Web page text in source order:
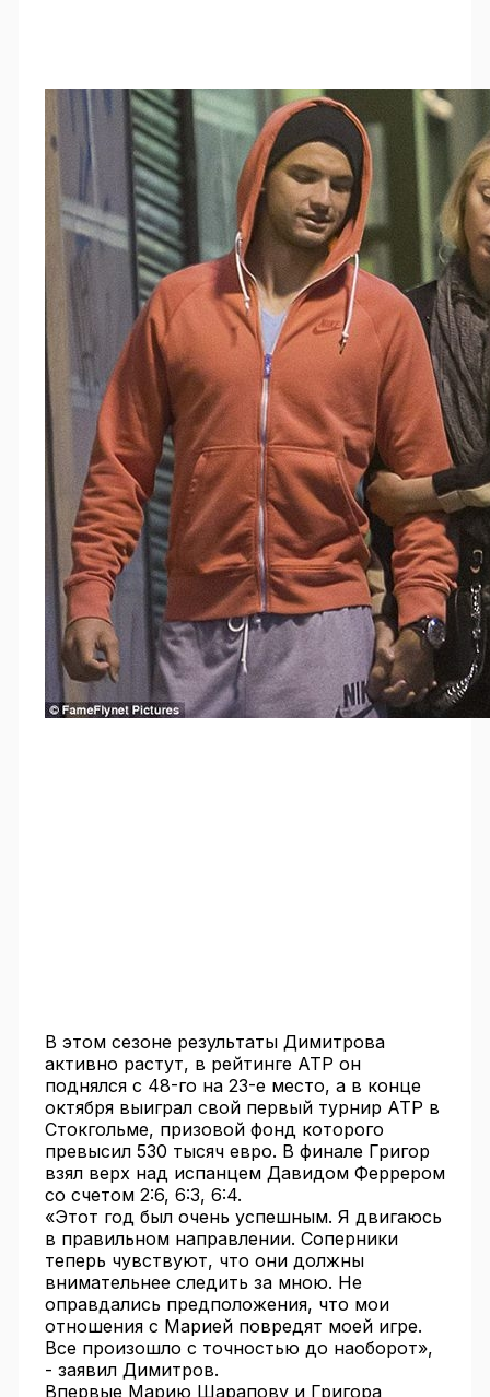
В этом сезоне результаты Димитрова
активно растут, в рейтинге ATP он
поднялся с 48-го на 23-е место, а в конце
октября выиграл свой первый турнир ATP в
Стокгольме, призовой фонд которого
превысил 530 тысяч евро. В финале Григор
взял верх над испанцем Давидом Феррером
со счетом 2:6, 6:3, 6:4.
«Этот год был очень успешным. Я двигаюсь
в правильном направлении. Соперники
теперь чувствуют, что они должны
внимательнее следить за мною. Не
оправдались предположения, что мои
отношения с Марией повредят моей игре.
Все произошло с точностью до наоборот»,
- заявил Димитров.
Впервые Марию Шарапову и Григора